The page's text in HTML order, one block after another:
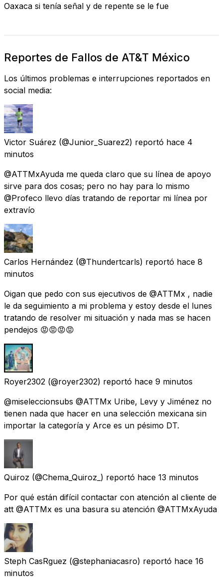
Oaxaca si tenía señal y de repente se le fue
Reportes de Fallos de AT&T México
Los últimos problemas e interrupciones reportados en
social media:
Victor Suárez (@Junior_Suarez2) reportó hace 4
minutos
@ATTMxAyuda me queda claro que su línea de apoyo
sirve para dos cosas; pero no hay para lo mismo
@Profeco llevo días tratando de reportar mi línea por
extravío
Carlos Hernández (@Thundertcarls) reportó hace 8
minutos
Oigan que pedo con sus ejecutivos de @ATTMx , nadie
le da seguimiento a mi problema y estoy desde el lunes
tratando de resolver mi situación y nada mas se hacen
pendejos 😡😡😡😡
Royer2302 (@royer2302) reportó hace 9 minutos
@miseleccionsubs @ATTMx Uribe, Levy y Jiménez no
tienen nada que hacer en una selección mexicana sin
importar la categoría y Arce es un pésimo DT.
Quiroz (@Chema_Quiroz_) reportó hace 13 minutos
Por qué están difícil contactar con atención al cliente de
att @ATTMx es una basura su atención @ATTMxAyuda
Steph CasRguez (@stephaniacasro) reportó hace 16
minutos